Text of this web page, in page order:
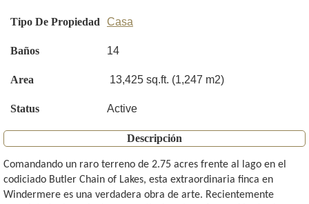
Tipo De Propiedad Casa
Baños 14
Area 13,425 sq.ft. (1,247 m2)
Status Active
Descripción
Comandando un raro terreno de 2.75 acres frente al lago en el
codiciado Butler Chain of Lakes, esta extraordinaria finca en
Windermere es una verdadera obra de arte. Recientemente